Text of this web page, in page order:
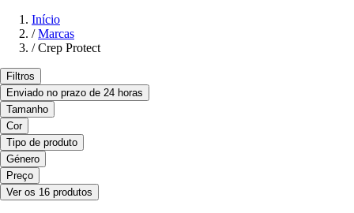
Início
/ Marcas
/ Crep Protect
Filtros
Enviado no prazo de 24 horas
Tamanho
Cor
Tipo de produto
Género
Preço
Ver os 16 produtos